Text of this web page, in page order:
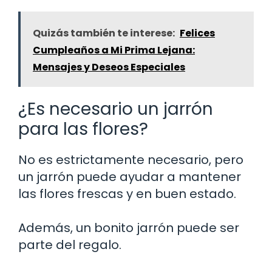
Quizás también te interese: Felices
Cumpleaños a Mi Prima Lejana:
Mensajes y Deseos Especiales
¿Es necesario un jarrón
para las flores?
No es estrictamente necesario, pero
un jarrón puede ayudar a mantener
las flores frescas y en buen estado.
Además, un bonito jarrón puede ser
parte del regalo.